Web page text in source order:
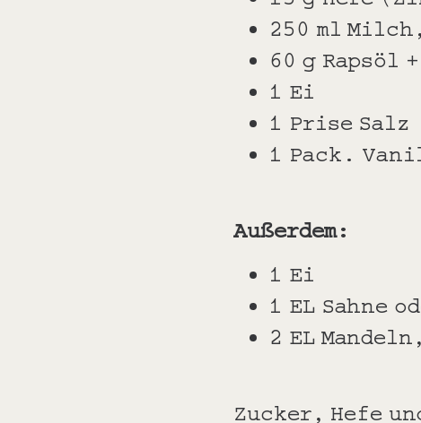
250 ml
60 g Rapsöl
1 Ei
1 Prise Salz
1 Pack.
Außerdem:
1 Ei
1 EL Sahne
2 EL
Zucker, Hefe